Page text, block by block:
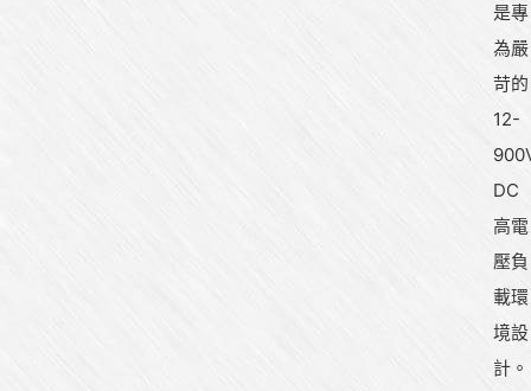
是專
為嚴
苛的
12-
DC
高電
壓負
載環
境設
計。